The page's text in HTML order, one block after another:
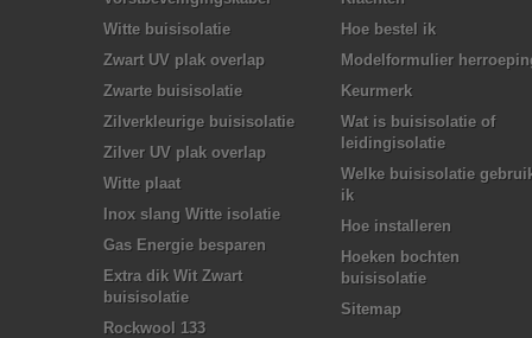
Witte buisisolatie
Zwart UV plak overlap
Zwarte buisisolatie
Zilverkleurige buisisolatie
Zilver UV plak overlap
Witte plaat
Inox slang Witte isolatie
Gas Energie besparen
Extra dik Wit Zwart
buisisolatie
Rockwool 133
Hoe bestel ik
Modelformulier
Keurmerk
Wat is buisisolatie of
leidingisolatie
Welke buisisolatie
ik
Hoe installeren
Hoeken bochten
buisisolatie
Sitemap